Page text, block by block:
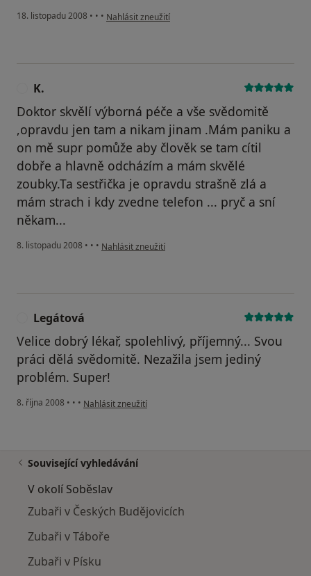
18. listopadu 2008 • • • podle názoru uživatele P.K.
Nahlásit zneužití
K.
Doktor skvělí výborná péče a vše svědomitě
,opravdu jen tam a nikam jinam .Mám paniku a
on mě supr pomůže aby člověk se tam cítil
dobře a hlavně odcházím a mám skvělé
zoubky.Ta sestřička je opravdu strašně zlá a
mám strach i kdy zvedne telefon ... pryč a sní
někam...
8. listopadu 2008 • • • podle názoru uživatele K.
Nahlásit zneužití
Legátová
Velice dobrý lékař, spolehlivý, příjemný... Svou
práci dělá svědomitě. Nezažila jsem jediný
problém. Super!
8. října 2008 • • • podle názoru uživatele Legátová
Nahlásit zneužití
Související vyhledávání
V okolí Soběslav
Zubaři v Českých Budějovicích
Zubaři v Táboře
Zubaři v Písku